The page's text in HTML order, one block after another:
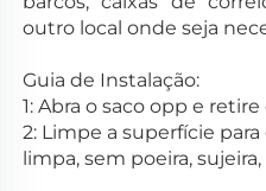
outro local onde seja
Guia de Instalação:
1: Abra o saco opp e
2: Limpe a superfície
limpa, sem poeira,